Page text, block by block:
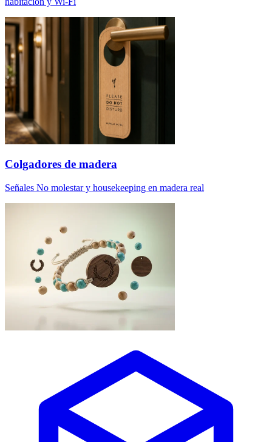
Colgadores de madera
Señales No molestar y housekeeping en madera real